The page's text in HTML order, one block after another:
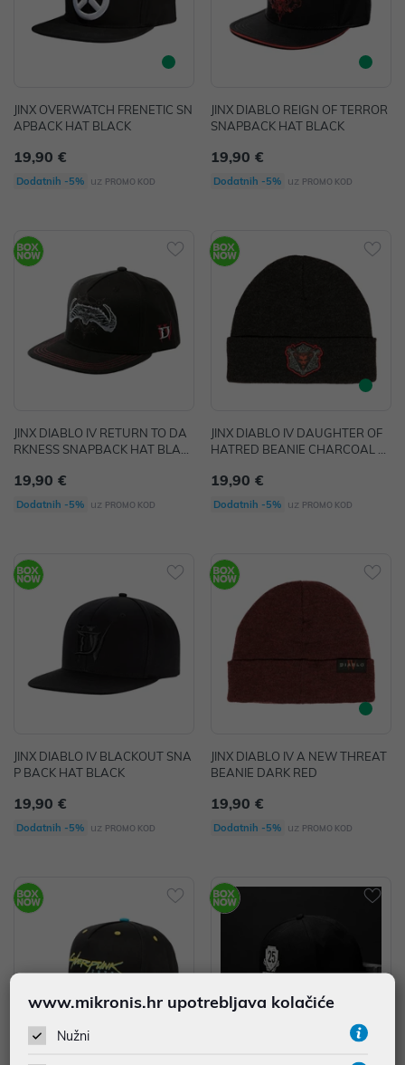
JINX OVERWATCH FRENETIC SN
APBACK HAT BLACK
19,90 €
Dodatnih -5% uz PROMO KOD
JINX DIABLO REIGN OF TERROR
SNAPBACK HAT BLACK
19,90 €
Dodatnih -5% uz PROMO KOD
JINX DIABLO IV RETURN TO DA
RKNESS SNAPBACK HAT BLAC
19,90 €
Dodatnih -5% uz PROMO KOD
JINX DIABLO IV DAUGHTER OF
HATRED BEANIE CHARCOAL H
19,90 €
Dodatnih -5% uz PROMO KOD
JINX DIABLO IV BLACKOUT SNA
P BACK HAT BLACK
19,90 €
Dodatnih -5% uz PROMO KOD
JINX DIABLO IV A NEW THREAT
BEANIE DARK RED
19,90 €
Dodatnih -5% uz PROMO KOD
www.mikronis.hr upotrebljava kolačiće
Nužni